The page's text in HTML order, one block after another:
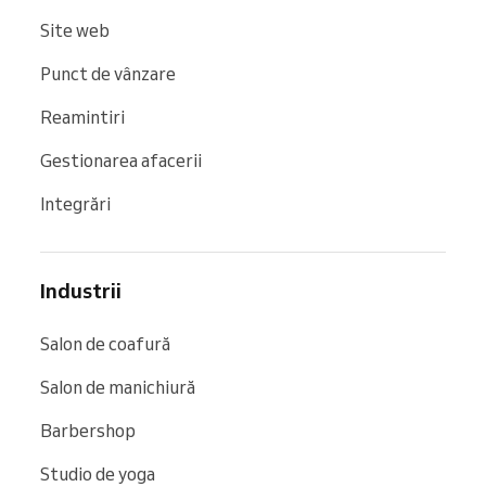
Site web
Punct de vânzare
Reamintiri
Gestionarea afacerii
Integrări
Industrii
Salon de coafură
Salon de manichiură
Barbershop
Studio de yoga